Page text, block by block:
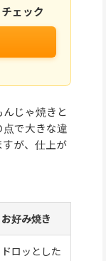
ェック
じゃ焼きと
で大きな違
が、仕上が
お好み焼き
ドロッとした